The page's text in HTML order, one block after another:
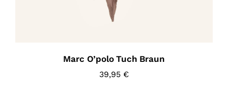
Marc O’polo Tuch Braun
39,95 €